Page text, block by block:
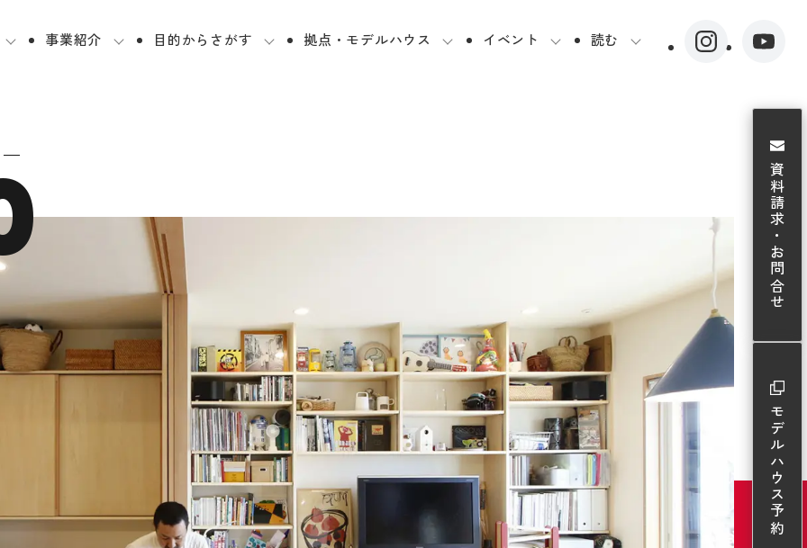
事業紹介 目的からさがす 拠点・モデルハウス イベント 読む
資料請求・お問合せ
モデルハウス予約